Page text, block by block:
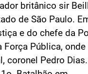
britânico sir
de São Paulo.
e do chefe da
Pública, onde
coronel Pedro